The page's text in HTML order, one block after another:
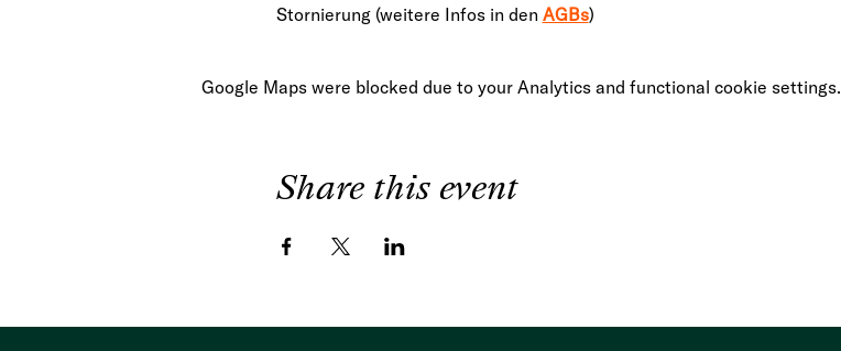
Stornierung (weitere Infos in den AGBs)
Google Maps were blocked due to your Analytics and functional cookie settings.
Share this event